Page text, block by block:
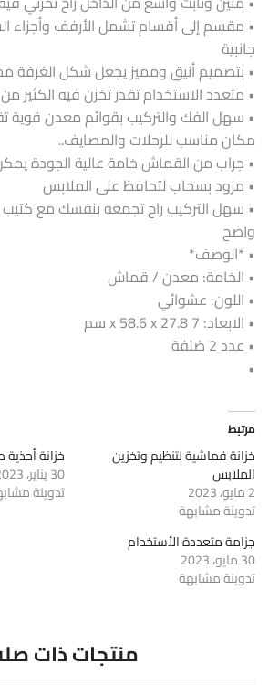
• مقسم إلى أقسام تشمل الأرفف وأجزاء
جانبية
• بتصميم أنيق ومميز يجعل شكل الغرفة
• متعدد الاستخدام تقدر تخزن فيه الكثير
• سهل الفك والتركيب بقوائم معدن قوية
مكان مناسب للرحلات والمصايف..
• جراب من القماش خامة عالية الجودة
• مزود بسحاب لتحافظ على الملابس
• سهل التركيب راح تجمعه بنفسك مع
واضح
• *الوصف*
• الخامة: معدن / قماش
• اللون: عشوائي
• الابعاد: 7 x 58.6 x 27.8 سم
• عدد 2 ضلفة
•
مرتبط
خزانة قماشية لتنظيم وتخزين
الملابس
2 مايو، 2023
تدوينة مشابهة
خزانة أحذية
30 يناير، 2023
تدوينة
جزامة متعددة الأستخدام
30 مايو، 2023
تدوينة مشابهة
منتجات ذات